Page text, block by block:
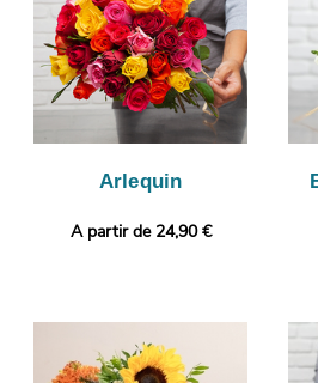
que vous avez sélectionné. Puis, il
Labourse. Notre petit plus ? Vous
ou une photo, pour un cadeau encore
Arlequin
A partir de 24,90 €